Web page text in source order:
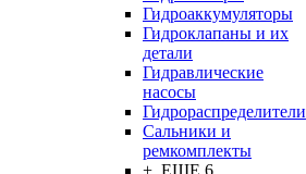
Гидроаккумуляторы
Гидроклапаны и их
детали
Гидравлические
насосы
Гидрораспределители
Сальники и
ремкомплекты
+ ЕЩЕ 6